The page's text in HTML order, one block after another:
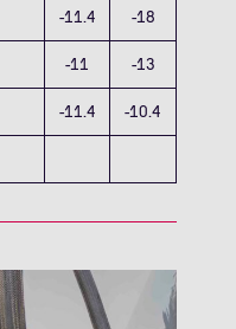
-11.4 -18
-11 -13
-11.4 -10.4